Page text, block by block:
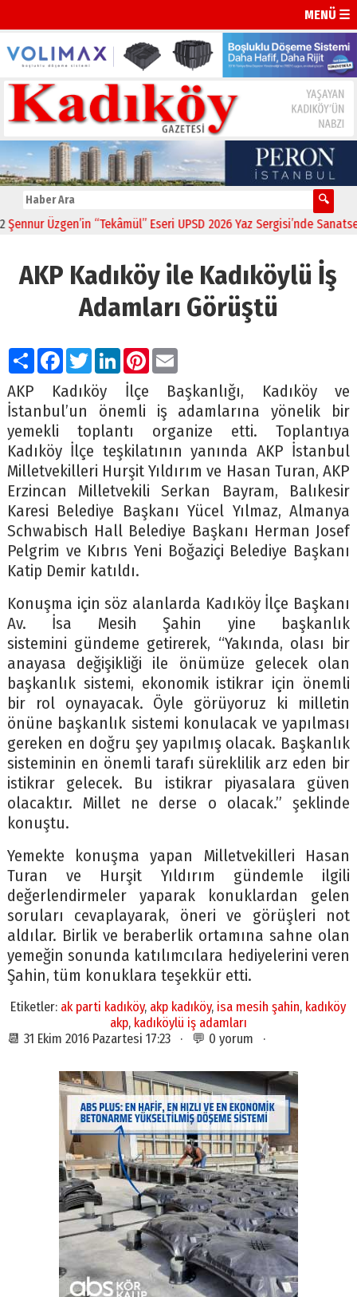
MENÜ ☰
Üzgen’in “Tekâmül” Eseri UPSD 2026 Yaz Sergisi’nde
AKP Kadıköy ile Kadıköylü İş
Adamları Görüştü
PaylaşFacebook
TwitterLinkedIn
Pinterest
Email
AKP Kadıköy İlçe Başkanlığı, Kadıköy ve
İstanbul’un önemli iş adamlarına yönelik bir
yemekli toplantı organize etti. Toplantıya
Kadıköy İlçe teşkilatının yanında AKP İstanbul
Milletvekilleri Hurşit Yıldırım ve Hasan Turan, AKP
Erzincan Milletvekili Serkan Bayram, Balıkesir
Karesi Belediye Başkanı Yücel Yılmaz, Almanya
Schwabisch Hall Belediye Başkanı Herman Josef
Pelgrim ve Kıbrıs Yeni Boğaziçi Belediye Başkanı
Katip Demir katıldı.
Konuşma için söz alanlarda Kadıköy İlçe Başkanı
Av. İsa Mesih Şahin yine başkanlık
sistemini gündeme getirerek, “Yakında, olası bir
anayasa değişikliği ile önümüze gelecek olan
başkanlık sistemi, ekonomik istikrar için önemli
bir rol oynayacak. Öyle görüyoruz ki milletin
önüne başkanlık sistemi konulacak ve yapılması
gereken en doğru şey yapılmış olacak. Başkanlık
sisteminin en önemli tarafı süreklilik arz eden bir
istikrar gelecek. Bu istikrar piyasalara güven
olacaktır. Millet ne derse o olacak.” şeklinde
konuştu.
Yemekte konuşma yapan Milletvekilleri Hasan
Turan ve Hurşit Yıldırım gündemle ilgili
değerlendirmeler yaparak konuklardan gelen
soruları cevaplayarak, öneri ve görüşleri not
aldılar. Birlik ve beraberlik ortamına sahne olan
yemeğin sonunda katılımcılara hediyelerini veren
Şahin, tüm konuklara teşekkür etti.
Etiketler: ak parti kadıköy, akp kadıköy, isa mesih şahin, kadıköy
akp, kadıköylü iş adamları
📆 31 Ekim 2016 Pazartesi 17:23 · 💬 0 yorum ·